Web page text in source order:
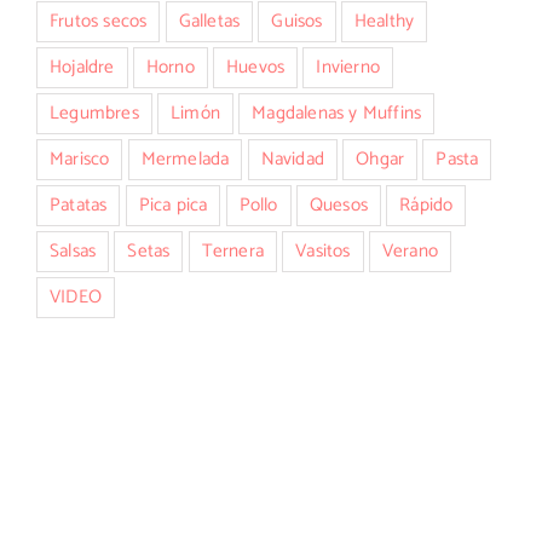
Frutos secos
Galletas Guisos
Healthy
Hojaldre
Horno Huevos
Invierno
Legumbres
Limón
Magdalenas y Muffins
Marisco
Mermelada Navidad Ohgar
Pasta
Patatas
Pica pica Pollo Quesos
Rápido
Salsas
Setas Ternera Vasitos
Verano
VIDEO